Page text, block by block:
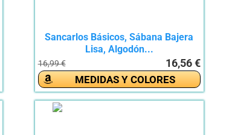
Sancarlos Básicos, Sábana Bajera
Lisa, Algodón...
16,99 € 16,56 €
MEDIDAS Y COLORES